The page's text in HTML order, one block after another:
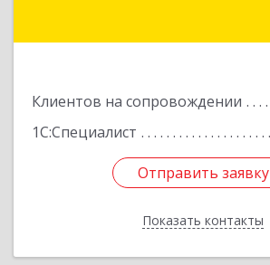
Клиентов на сопровождении
1С:Специалист
Отправить заявку
Показать контакты
Отправить заявку
Назад